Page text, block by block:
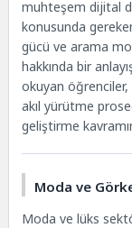
muhteşem dijital
konusunda
gücü ve arama
hakkında bir
okuyan öğrenciler,
akıl yürütme
geliştirme
Moda ve
Moda ve lüks